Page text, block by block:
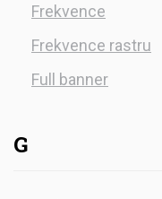
Frekvence
Frekvence rastru
Full banner
G